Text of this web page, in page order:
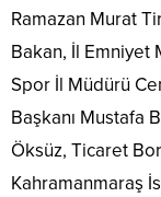
Ramazan Murat
Bakan, İl Emniyet
Spor İl Müdürü
Başkanı Mustafa
Öksüz, Ticaret
Kahramanmaraş